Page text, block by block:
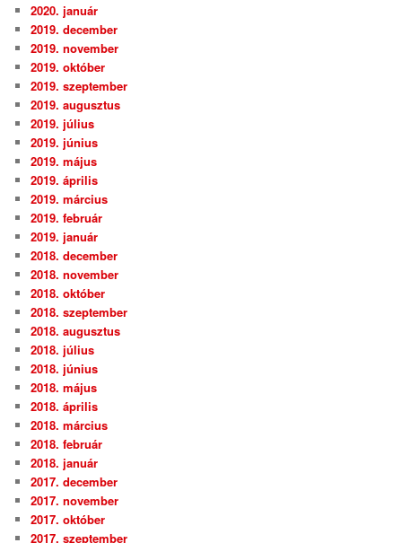
2020. január
2019. december
2019. november
2019. október
2019. szeptember
2019. augusztus
2019. július
2019. június
2019. május
2019. április
2019. március
2019. február
2019. január
2018. december
2018. november
2018. október
2018. szeptember
2018. augusztus
2018. július
2018. június
2018. május
2018. április
2018. március
2018. február
2018. január
2017. december
2017. november
2017. október
2017. szeptember